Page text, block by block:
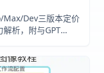
Max/Dev三版本定价
析，附与GPT